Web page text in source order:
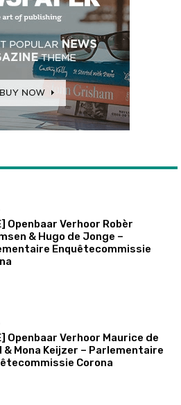
Openbaar Verhoor Robèr
& Hugo de Jonge –
Enquêtecommissie
Openbaar Verhoor Maurice de
& Mona Keijzer – Parlementaire
Corona